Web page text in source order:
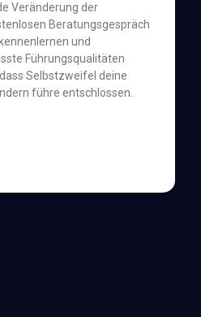
Veränderung der
Beratungsgespräch
und
Führungsqualitäten
Selbstzweifel deine
führe entschlossen.